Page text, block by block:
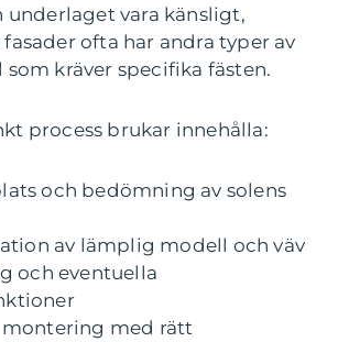
underlaget vara känsligt,
ofta har andra typer av
kräver specifika fästen.
process brukar innehålla:
och bedömning av solens
av lämplig modell och väv
och eventuella
montering med rätt